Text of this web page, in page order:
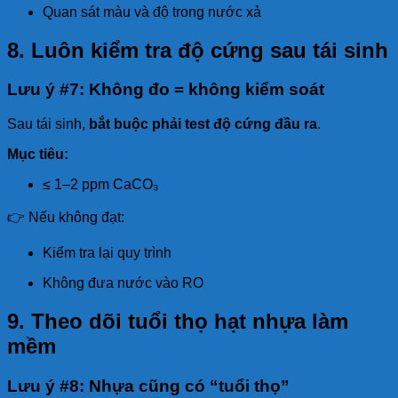
Quan sát màu và độ trong nước xả
8. Luôn kiểm tra độ cứng sau tái sinh
Lưu ý #7: Không đo = không kiểm soát
Sau tái sinh, bắt buộc phải test độ cứng đầu ra.
Mục tiêu:
≤ 1–2 ppm CaCO₃
👉 Nếu không đạt:
Kiểm tra lại quy trình
Không đưa nước vào RO
9. Theo dõi tuổi thọ hạt nhựa làm
mềm
Lưu ý #8: Nhựa cũng có “tuổi thọ”